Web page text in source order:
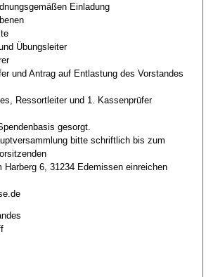
Einladung
Übungsleiter
und Antrag auf Entlastung des Vorstandes
Ressortleiter und 1. Kassenprüfer
gesorgt.
bitte schriftlich bis zum
Harberg 6, 31234 Edemissen einreichen